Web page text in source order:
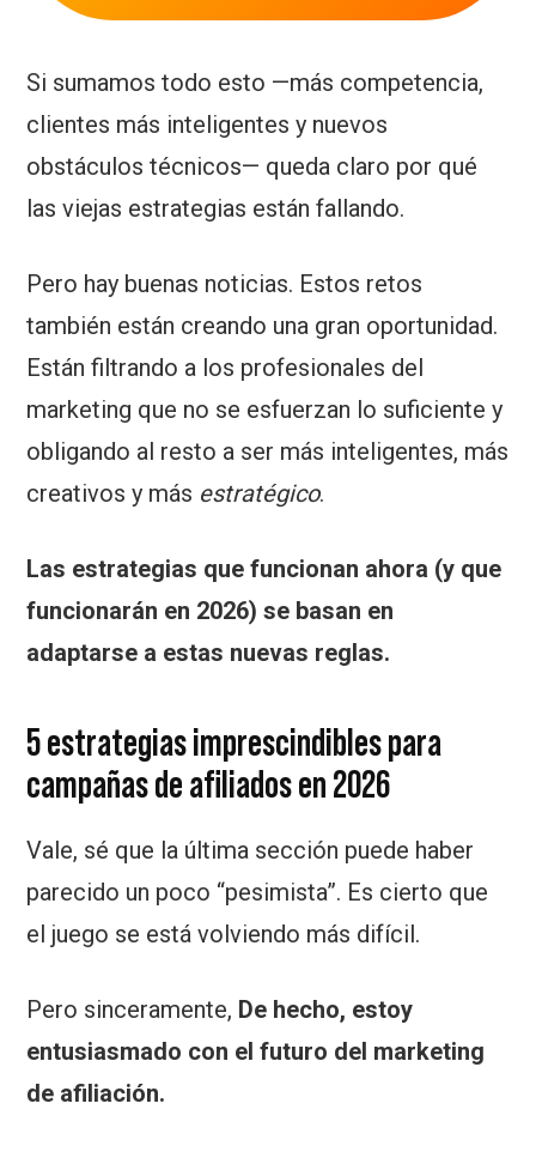
Si sumamos todo esto —más competencia,
clientes más inteligentes y nuevos
obstáculos técnicos— queda claro por qué
las viejas estrategias están fallando.
Pero hay buenas noticias. Estos retos
también están creando una gran oportunidad.
Están filtrando a los profesionales del
marketing que no se esfuerzan lo suficiente y
obligando al resto a ser más inteligentes, más
creativos y más estratégico.
Las estrategias que funcionan ahora (y que
funcionarán en 2026) se basan en
adaptarse a estas nuevas reglas.
5 estrategias imprescindibles para
campañas de afiliados en 2026
Vale, sé que la última sección puede haber
parecido un poco “pesimista”. Es cierto que
el juego se está volviendo más difícil.
Pero sinceramente, De hecho, estoy
entusiasmado con el futuro del marketing
de afiliación.